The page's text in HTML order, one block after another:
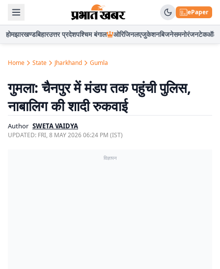
ePaper
होमझारखण्डबिहारउत्तर प्रदेशपश्चिम बंगाल ओरिजिनलएजुकेशनबिजनेसमनोरंजनटेकऑटो
Home State Jharkhand Gumla
गुमला: चैनपुर में मंडप तक पहुंची पुलिस,
नाबालिग की शादी रुकवाई
Author SWETA VAIDYA
UPDATED: FRI, 8 MAY 2026 06:24 PM (IST)
विज्ञापन